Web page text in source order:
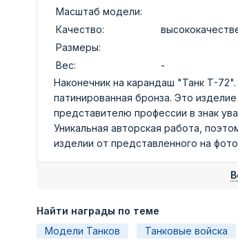
Масштаб модели:
Качество:
Размеры:
Вес:
-
Наконечник на карандаш "Танк Т-
патинированная бронза. Это
представителю профессии в знак
Уникальная авторская работа,
изделии от представленного на
Найти награды по теме
Модели Танков
Танковые войска